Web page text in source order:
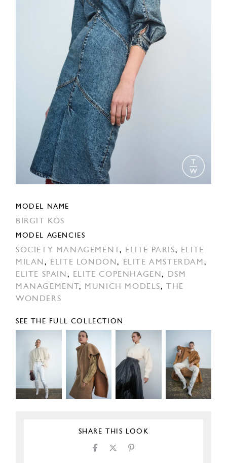
MODEL NAME
BIRGIT KOS
MODEL AGENCIES
SOCIETY MANAGEMENT , ELITE PARIS,
ELITE
MILAN , ELITE LONDON, ELITE AMSTERDAM ,
ELITE SPAIN , ELITE COPENHAGEN,
DSM
MANAGEMENT , MUNICH MODELS,
THE
WONDERS
SEE THE FULL COLLECTION
SHARE THIS LOOK